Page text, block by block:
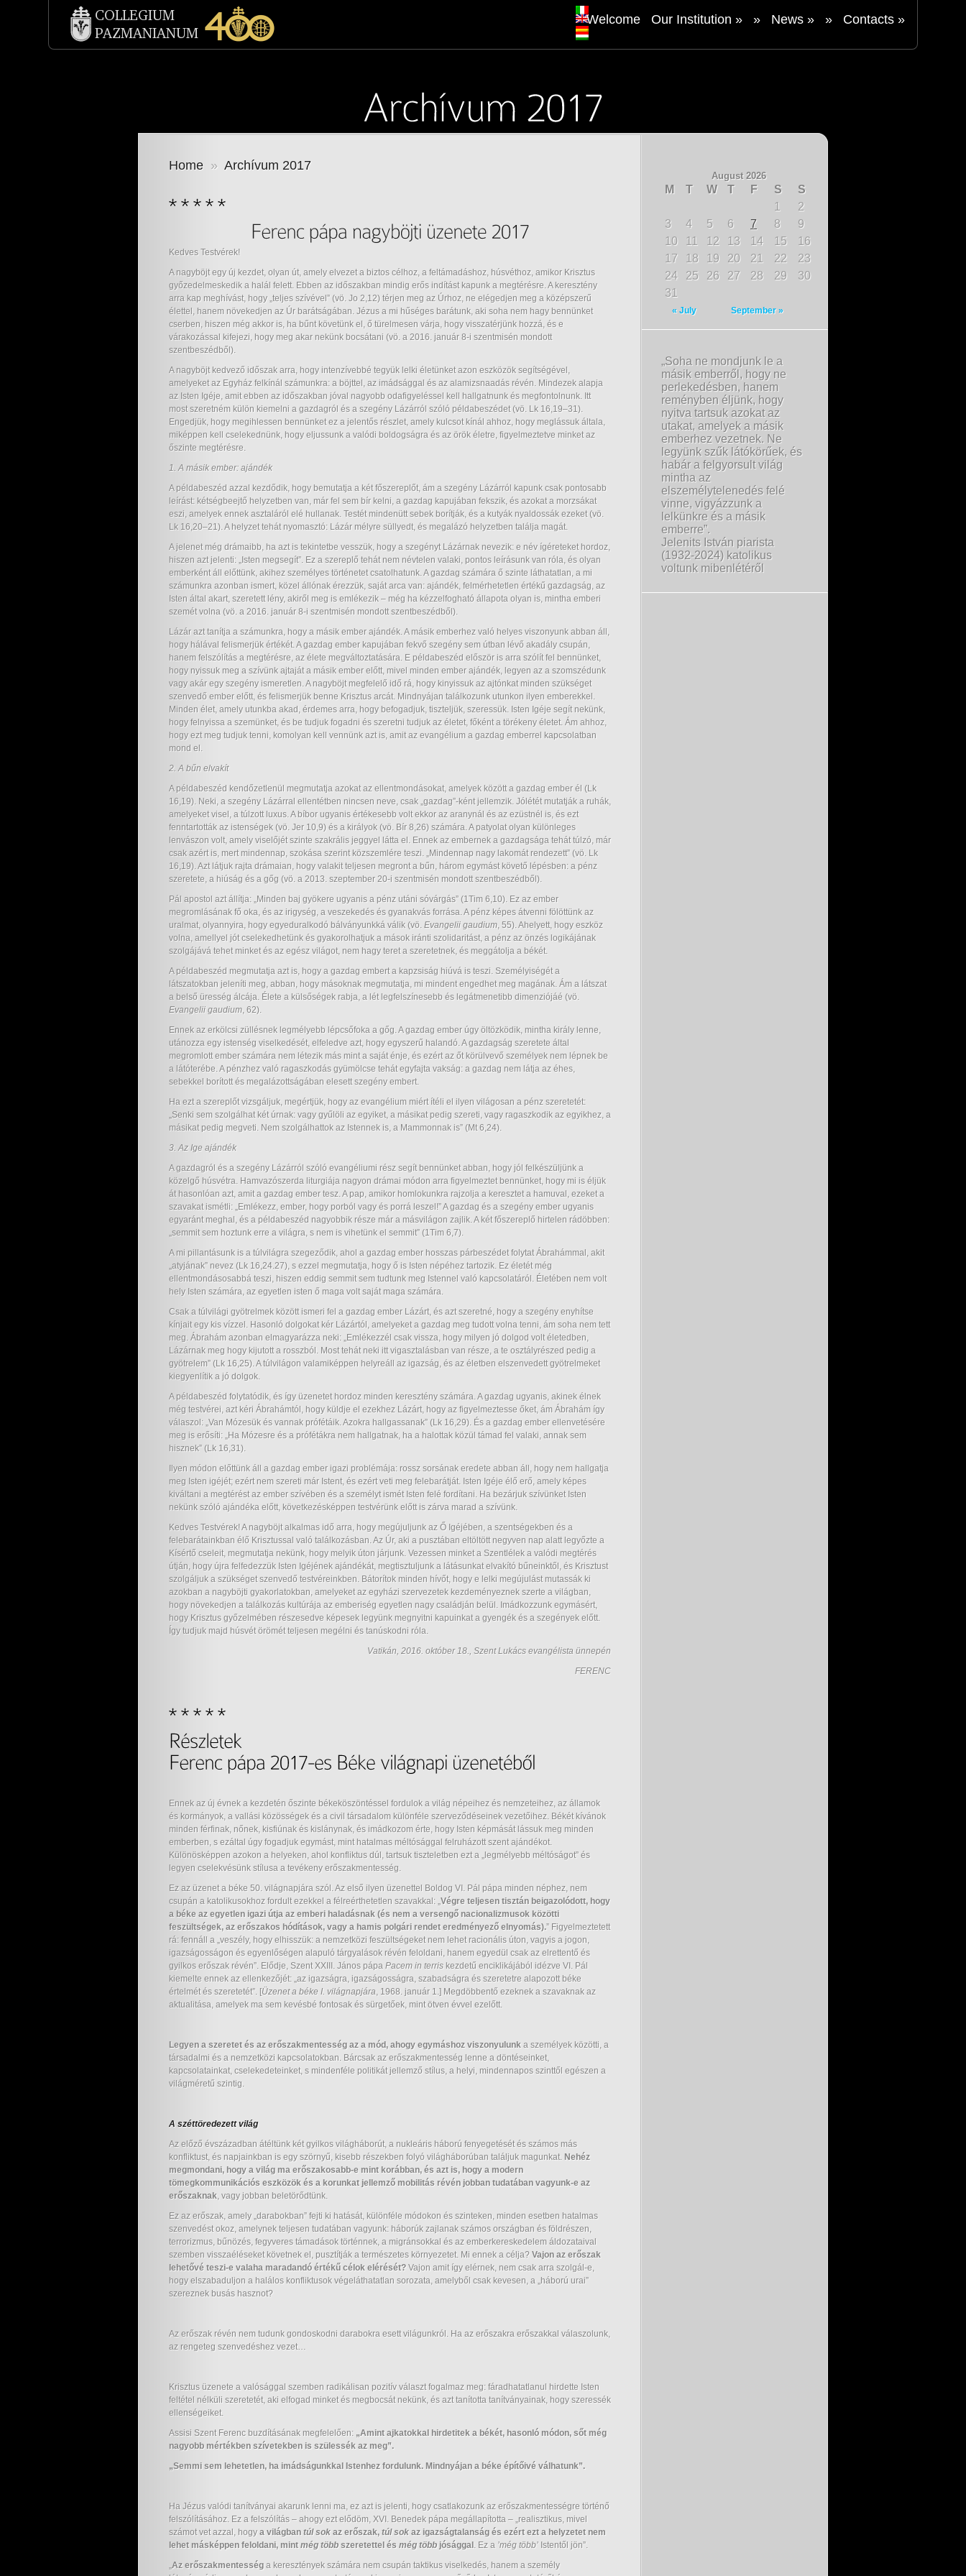
Welcome Our Institution » » News» » Contacts»
Home » Archívum 2017
Kedves Testvérek!
A nagyböjt egy új kezdet, olyan út, amely elvezet a biztos célhoz, a feltámadáshoz, húsvéthoz, amikor Krisztus
győzedelmeskedik a halál felett. Ebben az időszakban mindig erős indítást kapunk a megtérésre. A keresztény
arra kap meghívást, hogy „teljes szívével” (vö. Jo 2,12) térjen meg az Úrhoz, ne elégedjen meg a középszerű
élettel, hanem növekedjen az Úr barátságában. Jézus a mi hűséges barátunk, aki soha nem hagy bennünket
cserben, hiszen még akkor is, ha bűnt követünk el, ő türelmesen várja, hogy visszatérjünk hozzá, és e
várakozással kifejezi, hogy meg akar nekünk bocsátani (vö. a 2016. január 8-i szentmisén mondott
szentbeszédből).
A nagyböjt kedvező időszak arra, hogy intenzívebbé tegyük lelki életünket azon eszközök segítségével,
amelyeket az Egyház felkínál számunkra: a böjttel, az imádsággal és az alamizsnaadás révén. Mindezek alapja
az Isten Igéje, amit ebben az időszakban jóval nagyobb odafigyeléssel kell hallgatnunk és megfontolnunk. Itt
most szeretném külön kiemelni a gazdagról és a szegény Lázárról szóló példabeszédet (vö. Lk 16,19–31).
Engedjük, hogy megihlessen bennünket ez a jelentős részlet, amely kulcsot kínál ahhoz, hogy meglássuk általa,
miképpen kell cselekednünk, hogy eljussunk a valódi boldogságra és az örök életre, figyelmeztetve minket az
őszinte megtérésre.
1. A másik ember: ajándék
A példabeszéd azzal kezdődik, hogy bemutatja a két főszereplőt, ám a szegény Lázárról kapunk csak pontosabb
leírást: kétségbeejtő helyzetben van, már fel sem bír kelni, a gazdag kapujában fekszik, és azokat a morzsákat
eszi, amelyek ennek asztaláról elé hullanak. Testét mindenütt sebek borítják, és a kutyák nyaldossák ezeket (vö.
Lk 16,20–21). A helyzet tehát nyomasztó: Lázár mélyre süllyedt, és megalázó helyzetben találja magát.
A jelenet még drámaibb, ha azt is tekintetbe vesszük, hogy a szegényt Lázárnak nevezik: e név ígéreteket hordoz,
hiszen azt jelenti: „Isten megsegít”. Ez a szereplő tehát nem névtelen valaki, pontos leírásunk van róla, és olyan
emberként áll előttünk, akihez személyes történetet csatolhatunk. A gazdag számára ő szinte láthatatlan, a mi
számunkra azonban ismert, közel állónak érezzük, saját arca van: ajándék, felmérhetetlen értékű gazdagság, az
Isten által akart, szeretett lény, akiről meg is emlékezik – még ha kézzelfogható állapota olyan is, mintha emberi
szemét volna (vö. a 2016. január 8-i szentmisén mondott szentbeszédből).
Lázár azt tanítja a számunkra, hogy a másik ember ajándék. A másik emberhez való helyes viszonyunk abban áll,
hogy hálával felismerjük értékét. A gazdag ember kapujában fekvő szegény sem útban lévő akadály csupán,
hanem felszólítás a megtérésre, az élete megváltoztatására. E példabeszéd először is arra szólít fel bennünket,
hogy nyissuk meg a szívünk ajtaját a másik ember előtt, mivel minden ember ajándék, legyen az a szomszédunk
vagy akár egy szegény ismeretlen. A nagyböjt megfelelő idő rá, hogy kinyissuk az ajtónkat minden szükséget
szenvedő ember előtt, és felismerjük benne Krisztus arcát. Mindnyájan találkozunk utunkon ilyen emberekkel.
Minden élet, amely utunkba akad, érdemes arra, hogy befogadjuk, tiszteljük, szeressük. Isten Igéje segít nekünk,
hogy felnyissa a szemünket, és be tudjuk fogadni és szeretni tudjuk az életet, főként a törékeny életet. Ám ahhoz,
hogy ezt meg tudjuk tenni, komolyan kell vennünk azt is, amit az evangélium a gazdag emberrel kapcsolatban
mond el.
2. A bűn elvakít
A példabeszéd kendőzetlenül megmutatja azokat az ellentmondásokat, amelyek között a gazdag ember él (Lk
16,19). Neki, a szegény Lázárral ellentétben nincsen neve, csak „gazdag”-ként jellemzik. Jólétét mutatják a ruhák,
amelyeket visel, a túlzott luxus. A bíbor ugyanis értékesebb volt ekkor az aranynál és az ezüstnél is, és ezt
fenntartották az istenségek (vö. Jer 10,9) és a királyok (vö. Bír 8,26) számára. A patyolat olyan különleges
lenvászon volt, amely viselőjét szinte szakrális jeggyel látta el. Ennek az embernek a gazdagsága tehát túlzó, már
csak azért is, mert mindennap, szokása szerint közszemlére teszi. „Mindennap nagy lakomát rendezett” (vö. Lk
16,19). Azt látjuk rajta drámaian, hogy valakit teljesen megront a bűn, három egymást követő lépésben: a pénz
szeretete, a hiúság és a gőg (vö. a 2013. szeptember 20-i szentmisén mondott szentbeszédből).
Pál apostol azt állítja: „Minden baj gyökere ugyanis a pénz utáni sóvárgás” (1Tim 6,10). Ez az ember
megromlásának fő oka, és az irigység, a veszekedés és gyanakvás forrása. A pénz képes átvenni fölöttünk az
uralmat, olyannyira, hogy egyeduralkodó bálványunkká válik (vö. Evangelii gaudium, 55). Ahelyett, hogy eszköz
volna, amellyel jót cselekedhetünk és gyakorolhatjuk a mások iránti szolidaritást, a pénz az önzés logikájának
szolgájává tehet minket és az egész világot, nem hagy teret a szeretetnek, és meggátolja a békét.
A példabeszéd megmutatja azt is, hogy a gazdag embert a kapzsiság hiúvá is teszi. Személyiségét a
látszatokban jeleníti meg, abban, hogy másoknak megmutatja, mi mindent engedhet meg magának. Ám a látszat
a belső üresség álcája. Élete a külsőségek rabja, a lét legfelszínesebb és legátmenetibb dimenziójáé (vö.
Evangelii gaudium, 62).
Ennek az erkölcsi züllésnek legmélyebb lépcsőfoka a gőg. A gazdag ember úgy öltözködik, mintha király lenne,
utánozza egy istenség viselkedését, elfeledve azt, hogy egyszerű halandó. A gazdagság szeretete által
megromlott ember számára nem létezik más mint a saját énje, és ezért az őt körülvevő személyek nem lépnek be
a látóterébe. A pénzhez való ragaszkodás gyümölcse tehát egyfajta vakság: a gazdag nem látja az éhes,
sebekkel borított és megalázottságában elesett szegény embert.
Ha ezt a szereplőt vizsgáljuk, megértjük, hogy az evangélium miért ítéli el ilyen világosan a pénz szeretetét:
„Senki sem szolgálhat két úrnak: vagy gyűlöli az egyiket, a másikat pedig szereti, vagy ragaszkodik az egyikhez, a
másikat pedig megveti. Nem szolgálhattok az Istennek is, a Mammonnak is” (Mt 6,24).
3. Az Ige ajándék
A gazdagról és a szegény Lázárról szóló evangéliumi rész segít bennünket abban, hogy jól felkészüljünk a
közelgő húsvétra. Hamvazószerda liturgiája nagyon drámai módon arra figyelmeztet bennünket, hogy mi is éljük
át hasonlóan azt, amit a gazdag ember tesz. A pap, amikor homlokunkra rajzolja a keresztet a hamuval, ezeket a
szavakat ismétli: „Emlékezz, ember, hogy porból vagy és porrá leszel!” A gazdag és a szegény ember ugyanis
egyaránt meghal, és a példabeszéd nagyobbik része már a másvilágon zajlik. A két főszereplő hirtelen rádöbben:
„semmit sem hoztunk erre a világra, s nem is vihetünk el semmit” (1Tim 6,7).
A mi pillantásunk is a túlvilágra szegeződik, ahol a gazdag ember hosszas párbeszédet folytat Ábrahámmal, akit
„atyjának” nevez (Lk 16,24.27), s ezzel megmutatja, hogy ő is Isten népéhez tartozik. Ez életét még
ellentmondásosabbá teszi, hiszen eddig semmit sem tudtunk meg Istennel való kapcsolatáról. Életében nem volt
hely Isten számára, az egyetlen isten ő maga volt saját maga számára.
Csak a túlvilági gyötrelmek között ismeri fel a gazdag ember Lázárt, és azt szeretné, hogy a szegény enyhítse
kínjait egy kis vízzel. Hasonló dolgokat kér Lázártól, amelyeket a gazdag meg tudott volna tenni, ám soha nem tett
meg. Ábrahám azonban elmagyarázza neki: „Emlékezzél csak vissza, hogy milyen jó dolgod volt életedben,
Lázárnak meg hogy kijutott a rosszból. Most tehát neki itt vigasztalásban van része, a te osztályrészed pedig a
gyötrelem” (Lk 16,25). A túlvilágon valamiképpen helyreáll az igazság, és az életben elszenvedett gyötrelmeket
kiegyenlítik a jó dolgok.
A példabeszéd folytatódik, és így üzenetet hordoz minden keresztény számára. A gazdag ugyanis, akinek élnek
még testvérei, azt kéri Ábrahámtól, hogy küldje el ezekhez Lázárt, hogy az figyelmeztesse őket, ám Ábrahám így
válaszol: „Van Mózesük és vannak prófétáik. Azokra hallgassanak” (Lk 16,29). És a gazdag ember ellenvetésére
meg is erősíti: „Ha Mózesre és a prófétákra nem hallgatnak, ha a halottak közül támad fel valaki, annak sem
hisznek” (Lk 16,31).
Ilyen módon előttünk áll a gazdag ember igazi problémája: rossz sorsának eredete abban áll, hogy nem hallgatja
meg Isten igéjét; ezért nem szereti már Istent, és ezért veti meg felebarátját. Isten Igéje élő erő, amely képes
kiváltani a megtérést az ember szívében és a személyt ismét Isten felé fordítani. Ha bezárjuk szívünket Isten
nekünk szóló ajándéka előtt, következésképpen testvérünk előtt is zárva marad a szívünk.
Kedves Testvérek! A nagyböjt alkalmas idő arra, hogy megújuljunk az Ő Igéjében, a szentségekben és a
felebarátainkban élő Krisztussal való találkozásban. Az Úr, aki a pusztában eltöltött negyven nap alatt legyőzte a
Kísértő cseleit, megmutatja nekünk, hogy melyik úton járjunk. Vezessen minket a Szentlélek a valódi megtérés
útján, hogy újra felfedezzük Isten Igéjének ajándékát, megtisztuljunk a látásunkat elvakító bűneinktől, és Krisztust
szolgáljuk a szükséget szenvedő testvéreinkben. Bátorítok minden hívőt, hogy e lelki megújulást mutassák ki
azokban a nagyböjti gyakorlatokban, amelyeket az egyházi szervezetek kezdeményeznek szerte a világban,
hogy növekedjen a találkozás kultúrája az emberiség egyetlen nagy családján belül. Imádkozzunk egymásért,
hogy Krisztus győzelmében részesedve képesek legyünk megnyitni kapuinkat a gyengék és a szegények előtt.
Így tudjuk majd húsvét örömét teljesen megélni és tanúskodni róla.
Vatikán, 2016. október 18., Szent Lukács evangélista ünnepén
FERENC
Ennek az új évnek a kezdetén őszinte békeköszöntéssel fordulok a világ népeihez és nemzeteihez, az államok
és kormányok, a vallási közösségek és a civil társadalom különféle szerveződéseinek vezetőihez. Békét kívánok
minden férfinak, nőnek, kisfiúnak és kislánynak, és imádkozom érte, hogy Isten képmását lássuk meg minden
emberben, s ezáltal úgy fogadjuk egymást, mint hatalmas méltósággal felruházott szent ajándékot.
Különösképpen azokon a helyeken, ahol konfliktus dúl, tartsuk tiszteletben ezt a „legmélyebb méltóságot” és
legyen cselekvésünk stílusa a tevékeny erőszakmentesség.
Ez az üzenet a béke 50. világnapjára szól. Az első ilyen üzenettel Boldog VI. Pál pápa minden néphez, nem
csupán a katolikusokhoz fordult ezekkel a félreérthetetlen szavakkal: „Végre teljesen tisztán beigazolódott, hogy
a béke az egyetlen igazi útja az emberi haladásnak (és nem a versengő nacionalizmusok közötti
feszültségek, az erőszakos hódítások, vagy a hamis polgári rendet eredményező elnyomás).” Figyelmeztetett
rá: fennáll a „veszély, hogy elhisszük: a nemzetközi feszültségeket nem lehet racionális úton, vagyis a jogon,
igazságosságon és egyenlőségen alapuló tárgyalások révén feloldani, hanem egyedül csak az elrettentő és
gyilkos erőszak révén”. Elődje, Szent XXIII. János pápa Pacem in terris kezdetű enciklikájából idézve VI. Pál
kiemelte ennek az ellenkezőjét: „az igazságra, igazságosságra, szabadságra és szeretetre alapozott béke
értelmét és szeretetét”. [Üzenet a béke I. világnapjára, 1968. január 1.] Megdöbbentő ezeknek a szavaknak az
aktualitása, amelyek ma sem kevésbé fontosak és sürgetőek, mint ötven évvel ezelőtt.
Legyen a szeretet és az erőszakmentesség az a mód, ahogy egymáshoz viszonyulunk a személyek közötti, a
társadalmi és a nemzetközi kapcsolatokban. Bárcsak az erőszakmentesség lenne a döntéseinket,
kapcsolatainkat, cselekedeteinket, s mindenféle politikát jellemző stílus, a helyi, mindennapos szinttől egészen a
világméretű szintig.
A széttöredezett világ
Az előző évszázadban átéltünk két gyilkos világháborút, a nukleáris háború fenyegetését és számos más
konfliktust, és napjainkban is egy szörnyű, kisebb részekben folyó világháborúban találjuk magunkat. Nehéz
megmondani, hogy a világ ma erőszakosabb-e mint korábban, és azt is, hogy a modern
tömegkommunikációs eszközök és a korunkat jellemző mobilitás révén jobban tudatában vagyunk-e az
erőszaknak, vagy jobban beletörődtünk.
Ez az erőszak, amely „darabokban” fejti ki hatását, különféle módokon és szinteken, minden esetben hatalmas
szenvedést okoz, amelynek teljesen tudatában vagyunk: háborúk zajlanak számos országban és földrészen,
terrorizmus, bűnözés, fegyveres támadások történnek, a migránsokkal és az emberkereskedelem áldozataival
szemben visszaéléseket követnek el, pusztítják a természetes környezetet. Mi ennek a célja? Vajon az erőszak
lehetővé teszi-e valaha maradandó értékű célok elérését? Vajon amit így elérnek, nem csak arra szolgál-e,
hogy elszabaduljon a halálos konfliktusok végeláthatatlan sorozata, amelyből csak kevesen, a „háború urai”
szereznek busás hasznot?
Az erőszak révén nem tudunk gondoskodni darabokra esett világunkról. Ha az erőszakra erőszakkal válaszolunk,
az rengeteg szenvedéshez vezet…
Krisztus üzenete a valósággal szemben radikálisan pozitív választ fogalmaz meg: fáradhatatlanul hirdette Isten
feltétel nélküli szeretetét, aki elfogad minket és megbocsát nekünk, és azt tanította tanítványainak, hogy szeressék
ellenségeiket.
Assisi Szent Ferenc buzdításának megfelelően: „Amint ajkatokkal hirdetitek a békét, hasonló módon, sőt még
nagyobb mértékben szívetekben is szülessék az meg”.
„Semmi sem lehetetlen, ha imádságunkkal Istenhez fordulunk. Mindnyájan a béke építőivé válhatunk”.
Ha Jézus valódi tanítványai akarunk lenni ma, ez azt is jelenti, hogy csatlakozunk az erőszakmentességre történő
felszólításához. Ez a felszólítás – ahogy ezt elődöm, XVI. Benedek pápa megállapította – „realisztikus, mivel
számot vet azzal, hogy a világban túl sok az erőszak, túl sok az igazságtalanság és ezért ezt a helyzetet nem
lehet másképpen feloldani, mint még több szeretettel és még több jósággal . Ez a ’még több’ Istentől jön”.
„Az erőszakmentesség a keresztények számára nem csupán taktikus viselkedés, hanem a személy
August 2026
M T W T F S S
« July September »
1
2
3
4 5 6 7 8
9
10
11 12 13 14 15
16
17
18 19 20 21 22
23
24
25 26 27 28 29
30
31
„Soha ne mondjunk le a
másik emberről, hogy ne
perlekedésben, hanem
reményben éljünk, hogy
nyitva tartsuk azokat az
utakat, amelyek a másik
emberhez vezetnek. Ne
legyünk szűk látókörűek, és
habár a felgyorsult világ
mintha az
elszemélytelenedés felé
vinne, vigyázzunk a
lelkünkre és a másik
emberre”.
Jelenits István piarista
(1932-2024) katolikus
voltunk mibenlétéről